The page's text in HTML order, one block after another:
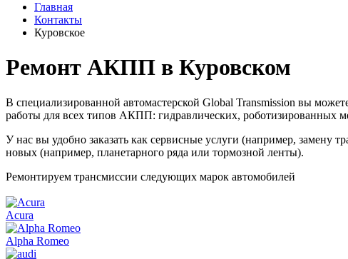
Главная
Контакты
Куровское
Ремонт АКПП в Куровском
В специализированной автомастерской Global Transmission вы
работы для всех типов АКПП: гидравлических, роботизированных
У нас вы удобно заказать как сервисные услуги (например, замену
новых (например, планетарного ряда или тормозной ленты).
Ремонтируем трансмиссии следующих марок автомобилей
Acura
Alpha Romeo